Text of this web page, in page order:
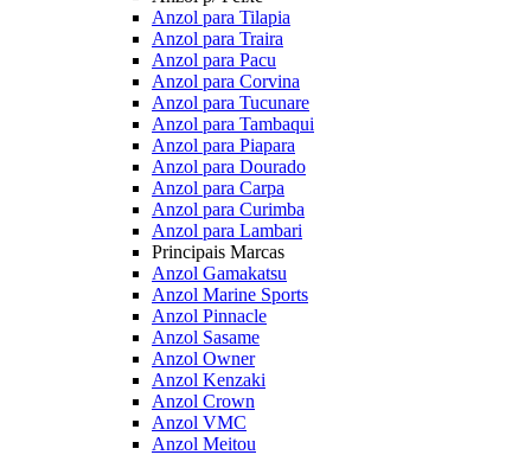
Anzol para Tilapia
Anzol para Traira
Anzol para Pacu
Anzol para Corvina
Anzol para Tucunare
Anzol para Tambaqui
Anzol para Piapara
Anzol para Dourado
Anzol para Carpa
Anzol para Curimba
Anzol para Lambari
Principais Marcas
Anzol Gamakatsu
Anzol Marine Sports
Anzol Pinnacle
Anzol Sasame
Anzol Owner
Anzol Kenzaki
Anzol Crown
Anzol VMC
Anzol Meitou